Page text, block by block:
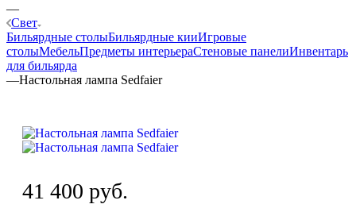
—
Свет
Бильярдные столыБильярдные кииИгровые
столыМебельПредметы интерьераСтеновые панелиИнвентарь
для бильярда
—Настольная лампа Sedfaier
41 400 руб.